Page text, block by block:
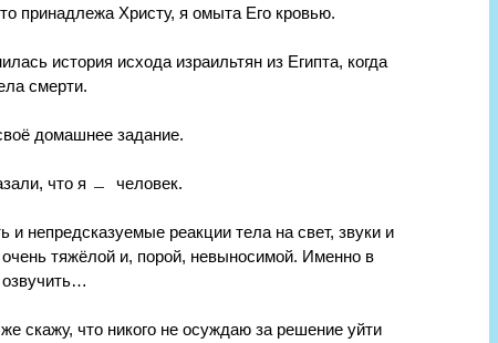
принадлежа Христу, я омыта Его кровью.
история исхода израильтян из Египта, когда
смерти.
домашнее задание.
что я ﹘  человек.
непредсказуемые реакции тела на свет, звуки и
тяжёлой и, порой, невыносимой. Именно в
скажу, что никого не осуждаю за решение уйти